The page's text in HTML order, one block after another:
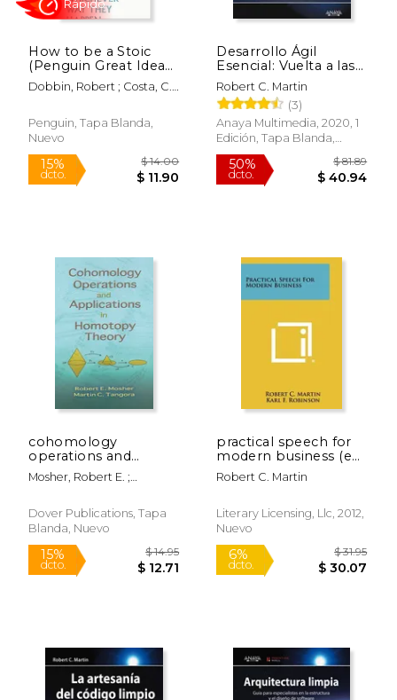
How to be a Stoic
(Penguin Great Ideas)
(en Inglés)
Dobbin, Robert ; Costa, C.
Penguin, Tapa Blanda,
Nuevo
15%
Desarrollo Ágil
Esencial: Vuelta a las
Raíces
Robert C. Martin
(3)
Anaya Multimedia, 2020, 1
Edición, Tapa Blanda,
Nuevo
50%
cohomology
operations and
applications in
homotopy theory
Mosher, Robert E. ;
Dover Publications, Tapa
Blanda, Nuevo
practical speech for
modern business (en
Inglés)
Robert C. Martin
Literary Licensing, Llc, 2012,
Nuevo